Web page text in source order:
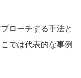
ローチする手法と
では代表的な事例